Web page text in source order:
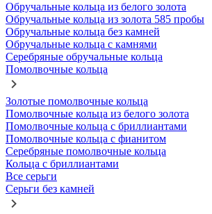
Обручальные кольца из белого золота
Обручальные кольца из золота 585 пробы
Обручальные кольца без камней
Обручальные кольца с камнями
Серебряные обручальные кольца
Помолвочные кольца
Золотые помолвочные кольца
Помолвочные кольца из белого золота
Помолвочные кольца с бриллиантами
Помолвочные кольца с фианитом
Серебряные помолвочные кольца
Кольца с бриллиантами
Все серьги
Серьги без камней